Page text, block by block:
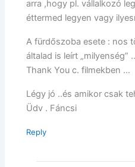
arra ,hogy pl. vállalkozó
éttermed legyen vagy
A fürdőszoba esete : nos
általad is leírt „milyenség”
Thank You c. filmekben …
Légy jó ..és amikor csak
Üdv . Fáncsi
Reply